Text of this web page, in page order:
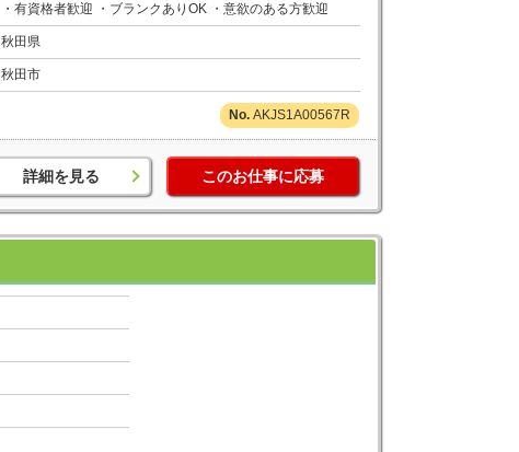
・有資格者歓迎 ・ブランクありOK ・意欲のある方歓迎
秋田県
秋田市
AKJS1A00567R
詳細を見る このお仕事に応募